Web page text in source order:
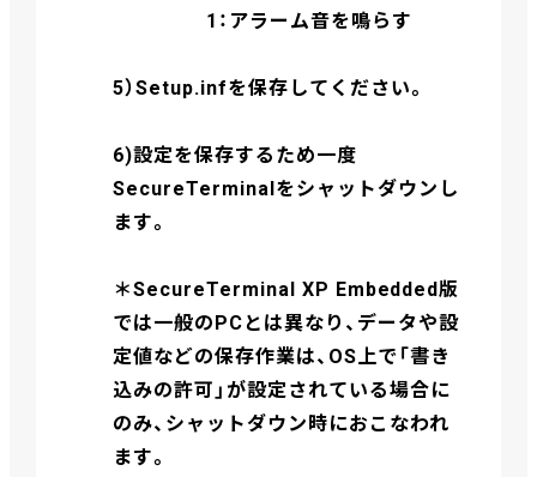
1：アラーム音を鳴らす
5）Setup.infを保存してください。
6)設定を保存するため一度
SecureTerminalをシャットダウンし
ます。
＊SecureTerminal XP Embedded版
では一般のPCとは異なり、データや設
定値などの保存作業は、OS上で「書き
込みの許可」が設定されている場合に
のみ、シャットダウン時におこなわれ
ます。